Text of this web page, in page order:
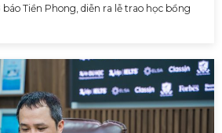
báo Tiền Phong, diễn ra lễ trao học bổng